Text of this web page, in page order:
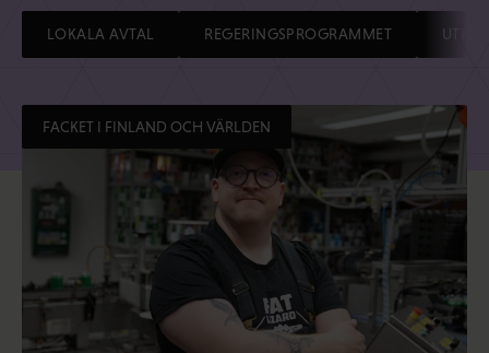
LOKALA AVTAL REGERINGSPROGRAMMET
FACKET I FINLAND OCH VÄRLDEN